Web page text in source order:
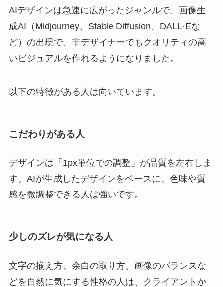
AIデザインは急速に広がったジャンルで、画像生
成AI（Midjourney、Stable Diffusion、DALL·Eな
ど）の出現で、非デザイナーでもクオリティの高
いビジュアルを作れるようになりました。
以下の特徴がある人は向いています。
こだわりがある人
デザインは「1px単位での調整」が品質を左右しま
す。AIが生成したデザインをベースに、色味や質
感を微調整できる人は強いです。
少しのズレが気になる人
文字の揃え方、余白の取り方、画像のバランスな
どを自然に気にする性格の人は、クライアントか